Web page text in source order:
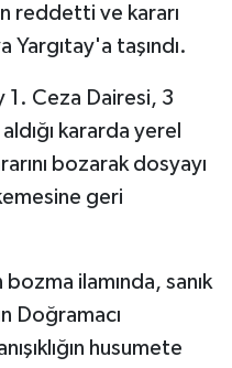
reddetti ve kararı
Yargıtay'a taşındı.
1. Ceza Dairesi, 3
kararda yerel
bozarak dosyayı
geri
ilamında, sanık
Doğramacı
husumete